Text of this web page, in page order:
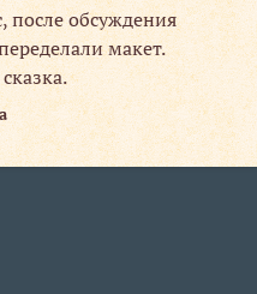
после обсуждения
макет.